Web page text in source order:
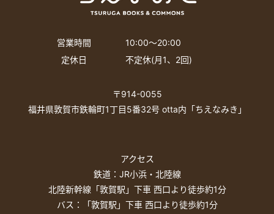
営業時間
10:00〜20:00
定休日
不定休(月1、2回)
〒914-0055
福井県敦賀市鉄輪町1丁目5番32号 otta内「ちえなみき」
アクセス
鉄道：JR小浜・北陸線
北陸新幹線「敦賀駅」下車 西口より徒歩約1分
バス：「敦賀駅」下車 西口より徒歩約1分